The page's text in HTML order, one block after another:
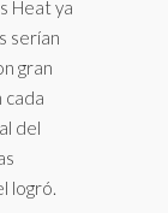
Heat ya
serían
gran
cada
del
logró.